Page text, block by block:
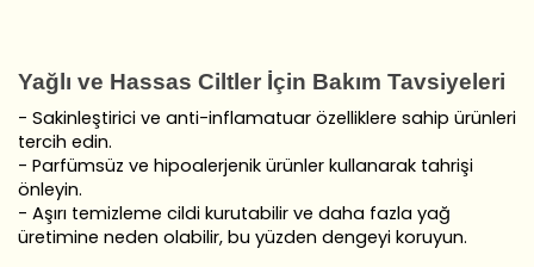
Yağlı ve Hassas Ciltler İçin Bakım Tavsiyeleri
- Sakinleştirici ve anti-inflamatuar özelliklere sahip ürünleri
tercih edin.
- Parfümsüz ve hipoalerjenik ürünler kullanarak tahrişi
önleyin.
- Aşırı temizleme cildi kurutabilir ve daha fazla yağ
üretimine neden olabilir, bu yüzden dengeyi koruyun.